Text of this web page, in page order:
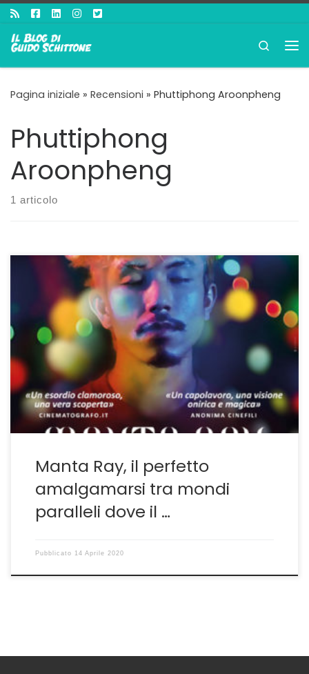
Passa al contenuto
Search
Pagina iniziale » Recensioni » Phuttiphong Aroonpheng
Phuttiphong
Aroonpheng
1 articolo
Il cinema thailandese rappresenta spesso per gli
spettatori occidentali un rompicapo. È infatti
radicalmente diverso dai modelli proposti dalle più
note cinematografie dell’estremo Oriente, Cina, Corea
del Sud, Hong Kong, Giappone, Taipei, perché i suoi
modelli molto spesso rimandano a leggende locali, ai
racconti orali, a una religiosità esistenziale fluida, […]
Manta Ray, il perfetto
amalgamarsi tra mondi
paralleli dove il …
Pubblicato 14 Aprile 2020